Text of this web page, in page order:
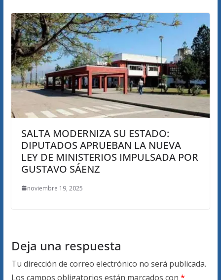
SALTA MODERNIZA SU ESTADO:
DIPUTADOS APRUEBAN LA NUEVA
LEY DE MINISTERIOS IMPULSADA POR
GUSTAVO SÁENZ
noviembre 19, 2025
Deja una respuesta
Tu dirección de correo electrónico no será publicada.
Los campos obligatorios están marcados con *